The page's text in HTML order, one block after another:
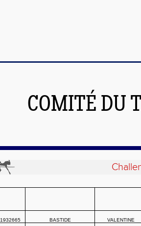
COMITÉ DU
1932665 BASTIDE VALENTINE